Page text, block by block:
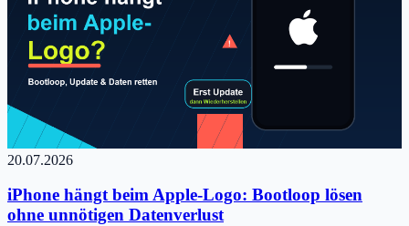
20.07.2026
iPhone hängt beim Apple-Logo: Bootloop lösen
ohne unnötigen Datenverlust